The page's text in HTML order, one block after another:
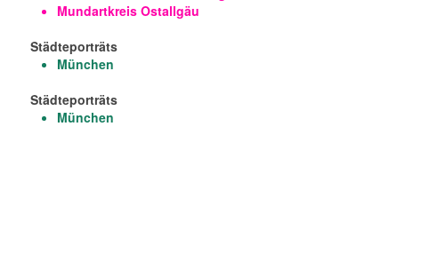
Mundartkreis Ostallgäu
Städteporträts
München
Städteporträts
München